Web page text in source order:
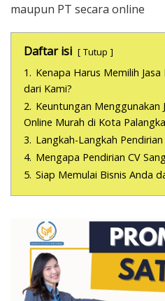
maupun PT secara online
Daftar isi Tutup
1. Kenapa Harus Memilih Jasa
dari Kami?
2. Keuntungan Menggunakan
Online Murah di Kota
3. Langkah-Langkah
4. Mengapa Pendirian CV
5. Siap Memulai Bisnis Anda